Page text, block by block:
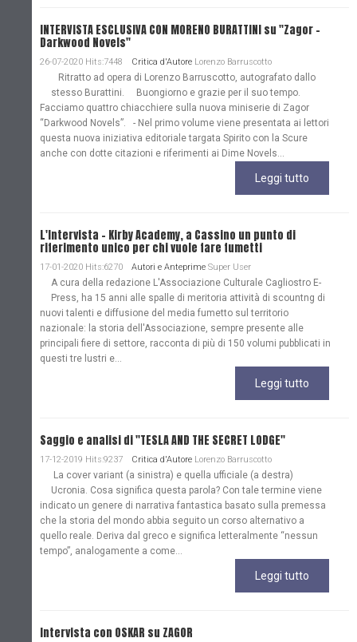
INTERVISTA ESCLUSIVA CON MORENO BURATTINI su "Zagor -
Darkwood Novels"
26-07-2020 Hits:7448 Critica d'Autore Lorenzo Barruscotto
Ritratto ad opera di Lorenzo Barruscotto, autografato dallo
stesso Burattini. Buongiorno e grazie per il suo tempo.
Facciamo quattro chiacchiere sulla nuova miniserie di Zagor
“Darkwood Novels”. - Nel primo volume viene presentata ai lettori
questa nuova iniziativa editoriale targata Spirito con la Scure
anche con dotte citazioni e riferimenti ai Dime Novels...
Leggi tutto
L'Intervista - Kirby Academy, a Cassino un punto di
riferimento unico per chi vuole fare fumetti
17-01-2020 Hits:6270 Autori e Anteprime Super User
A cura della redazione L'Associazione Culturale Cagliostro E-
Press, ha 15 anni alle spalle di meritoria attività di scountng di
nuovi talenti e diffusione del media fumetto sul territorio
nazionale: la storia dell'Associazione, sempre presente alle
principali fiere di settore, racconta di più di 150 volumi pubblicati in
questi tre lustri e...
Leggi tutto
Saggio e analisi di "TESLA AND THE SECRET LODGE"
17-12-2019 Hits:9237 Critica d'Autore Lorenzo Barruscotto
La cover variant (a sinistra) e quella ufficiale (a destra)
Ucronia. Cosa significa questa parola? Con tale termine viene
indicato un genere di narrativa fantastica basato sulla premessa
che la storia del mondo abbia seguito un corso alternativo a
quello reale. Deriva dal greco e significa letteralmente “nessun
tempo”, analogamente a come...
Leggi tutto
Intervista con OSKAR su ZAGOR